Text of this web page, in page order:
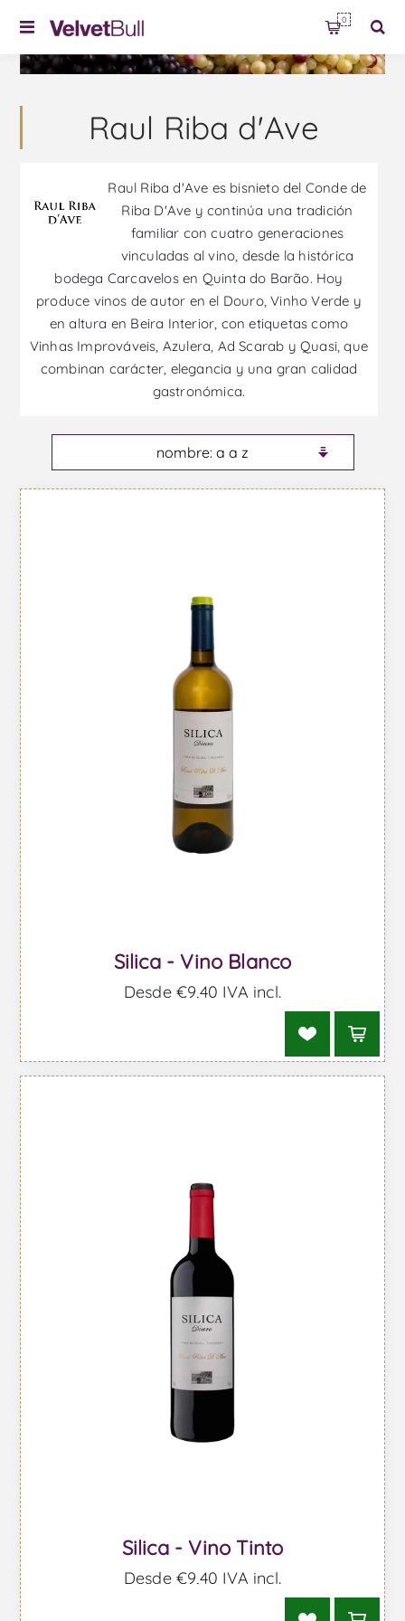
0
Raul Riba d'Ave
Raul Riba d'Ave es bisnieto del Conde de
Riba D'Ave y continúa una tradición
familiar con cuatro generaciones
vinculadas al vino, desde la histórica
bodega Carcavelos en Quinta do Barão. Hoy
produce vinos de autor en el Douro, Vinho Verde y
en altura en Beira Interior, con etiquetas como
Vinhas Improváveis, Azulera, Ad Scarab y Quasi, que
combinan carácter, elegancia y una gran calidad
gastronómica.
Silica - Vino Blanco
Desde €9,40 IVA incl.
Silica - Vino Tinto
Desde €9,40 IVA incl.